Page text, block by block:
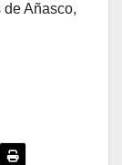
Añasco,